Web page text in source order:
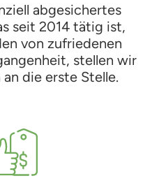
abgesichertes
seit 2014 tätig ist,
von zufriedenen
stellen wir
die erste Stelle.